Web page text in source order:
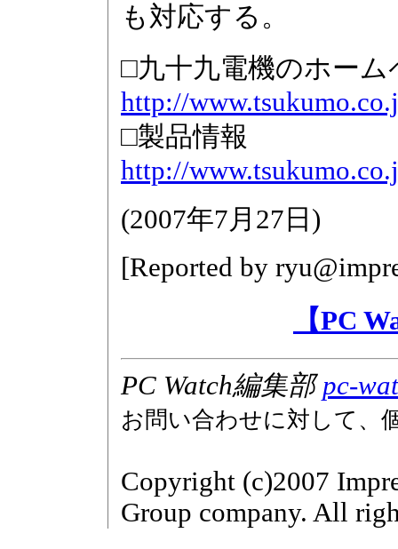
も対応する。
□九十九電機のホーム
http://
□製品情報
http://
(2007年7月27日 )
[Reported by
【PC
PC Watch編集部pc-
お問い合わせに対して、
Copyright (c)2007
Group company. All